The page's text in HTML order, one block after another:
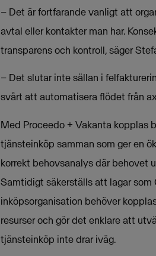
– Det är fortfarande vanligt att
avtal eller kontakter man har.
transparens och kontroll, säger
– Det slutar inte sällan i
svårt att automatisera flödet från
Med Proceedo + Vakanta kopplas
tjänsteinköp samman som ger en
korrekt behovsanalys där behovet
Samtidigt säkerställs att lagar som
inköpsorganisation behöver
resurser och gör det enklare att
tjänsteinköp inte drar iväg.